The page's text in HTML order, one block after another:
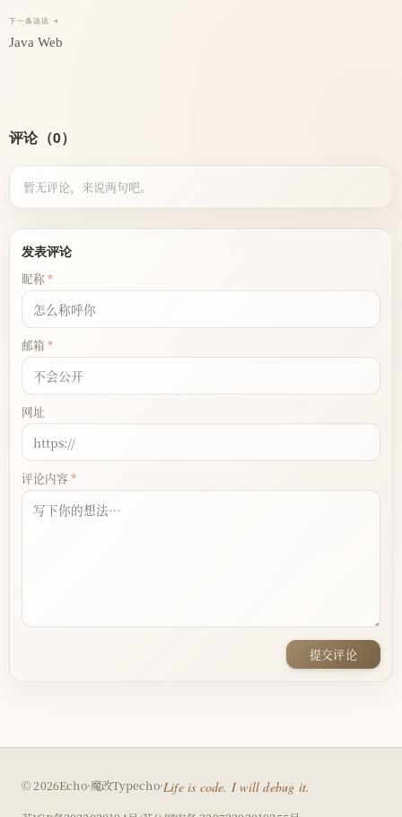
下一条说说 →
Java Web
评论（0）
暂无评论，来说两句吧。
发表评论
昵称
邮箱
网址
评论内容
提交评论
© 2026Echo·魔改Typecho（在
·Life is code. I will debug it.